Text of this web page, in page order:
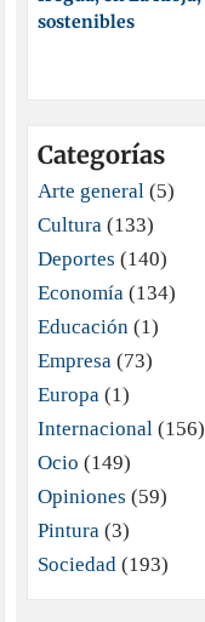
sostenibles
Categorías
Arte general(5)
Cultura(133)
Deportes (140)
Economía(134)
Educación(1)
Empresa(73)
Europa(1)
Internacional(156)
Ocio (149)
Opiniones (59)
Pintura(3)
Sociedad(193)